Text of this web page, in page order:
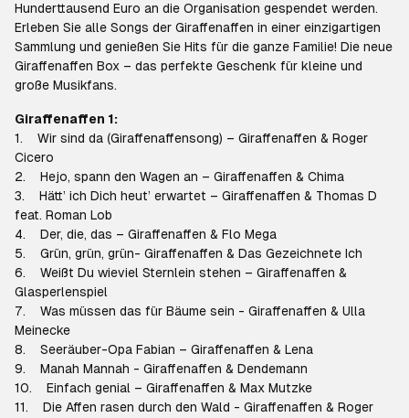
Hunderttausend Euro an die Organisation gespendet werden.
Erleben Sie alle Songs der Giraffenaffen in einer einzigartigen
Sammlung und genießen Sie Hits für die ganze Familie! Die neue
Giraffenaffen Box – das perfekte Geschenk für kleine und
große Musikfans.
Giraffenaffen 1:
1. Wir sind da (Giraffenaffensong) – Giraffenaffen & Roger
Cicero
2. Hejo, spann den Wagen an – Giraffenaffen & Chima
3. Hätt’ ich Dich heut’ erwartet – Giraffenaffen & Thomas D
feat. Roman Lob
4. Der, die, das – Giraffenaffen & Flo Mega
5. Grün, grün, grün- Giraffenaffen & Das Gezeichnete Ich
6. Weißt Du wieviel Sternlein stehen – Giraffenaffen &
Glasperlenspiel
7. Was müssen das für Bäume sein - Giraffenaffen & Ulla
Meinecke
8. Seeräuber-Opa Fabian – Giraffenaffen & Lena
9. Manah Mannah - Giraffenaffen & Dendemann
10. Einfach genial – Giraffenaffen & Max Mutzke
11. Die Affen rasen durch den Wald - Giraffenaffen & Roger